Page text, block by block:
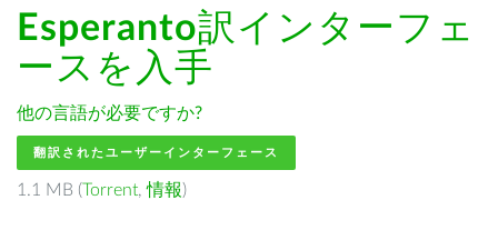
Esperanto訳インターフェ
ースを入手
他の言語が必要ですか?
翻訳されたユーザーインターフェース
1.1 MB (Torrent,情報)